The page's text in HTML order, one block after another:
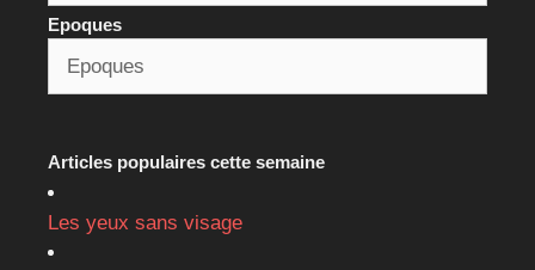
Epoques
Articles populaires cette semaine
Les yeux sans visage